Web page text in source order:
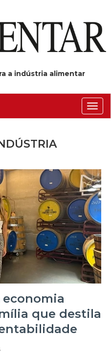
a indústria alimentar
que destila